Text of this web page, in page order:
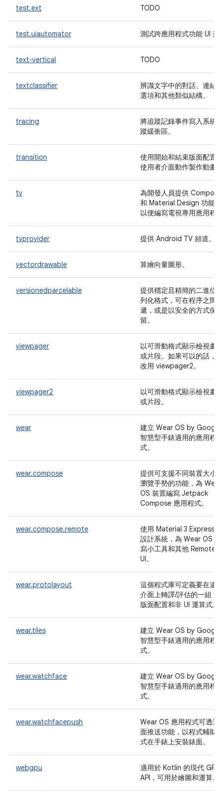
test.ext TODO
test.uiautomator 測試跨應用程式功能 UI 架
text-vertical TODO
textclassifier
辨識文字中的對話、連結
選項和其他類似結構。
tracing
將追蹤記錄事件寫入系統
蹤緩衝區。
transition
使用開始和結束版面配置
使用者介面動作製作動畫
tv
為開發人員提供 Compose
和 Material Design 功能，
以便編寫電視專用應用程
tvprovider 提供 Android TV 頻道。
vectordrawable 算繪向量圖形。
versionedparcelable
提供穩定且精簡的二進位
列化格式，可在程序之間
遞，或是以安全的方式保
留。
viewpager
以可滑動格式顯示檢視畫
或片段。如果可以的話，
改用 viewpager2。
viewpager2
以可滑動格式顯示檢視畫
或片段。
wear
建立 Wear OS by Google
智慧型手錶適用的應用程
式。
wear.compose
提供可支援不同裝置大小
瀏覽手勢的功能，為 Wear
OS 裝置編寫 Jetpack
Compose 應用程式。
wear.compose.remote
使用 Material 3
設計系統，為 Wear OS 編
寫小工具和其他 Remote
UI。
wear.protolayout
這個程式庫可定義要在遠
介面上轉譯/評估的一組 UI
版面配置和非 UI 運算式。
wear.tiles
建立 Wear OS by Google
智慧型手錶適用的應用程
式。
wear.watchface
建立 Wear OS by Google
智慧型手錶適用的應用程
式。
wear.watchfacepush
Wear OS 應用程式可透過
面推送功能，以程式輔助
式在手錶上安裝錶面。
webgpu
適用於 Kotlin 的現代 GPU
API，可用於繪圖和運算。